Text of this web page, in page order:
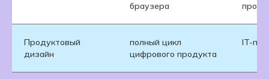
браузера
Продуктовый
дизайн
полный цикл
цифрового продукта
IT-